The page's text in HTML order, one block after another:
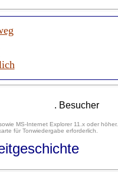
. Besucher
MS-Internet Explorer 11.x oder höher.
für Tonwiedergabe erforderlich.